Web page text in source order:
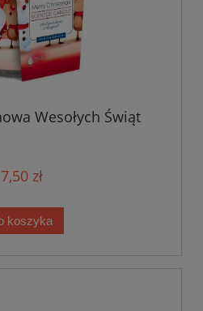
Wesołych Świąt
7,50 zł
koszyka